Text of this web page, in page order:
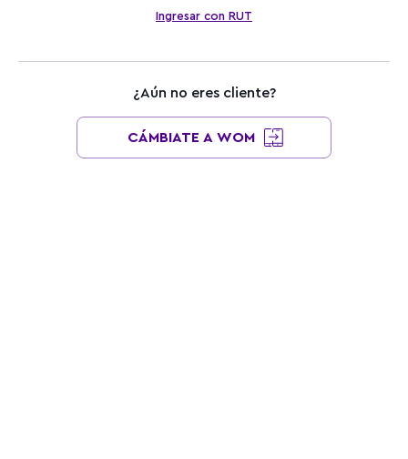
Ingresar con RUT
¿Aún no eres cliente?
CÁMBIATE A WOM